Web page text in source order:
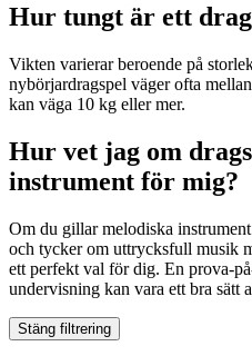
Hur tungt är ett
Vikten varierar beroende på
nybörjardragspel väger ofta
kan väga 10 kg eller mer.
Hur vet jag om
instrument för mig?
Om du gillar melodiska
och tycker om uttrycksfull musik
ett perfekt val för dig. En prova-
undervisning kan vara ett bra sätt
Stäng filtrering